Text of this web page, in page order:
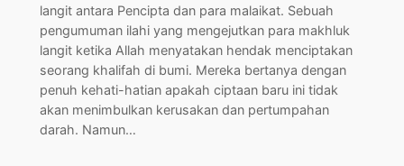
langit antara Pencipta dan para malaikat. Sebuah
pengumuman ilahi yang mengejutkan para makhluk
langit ketika Allah menyatakan hendak menciptakan
seorang khalifah di bumi. Mereka bertanya dengan
penuh kehati-hatian apakah ciptaan baru ini tidak
akan menimbulkan kerusakan dan pertumpahan
darah. Namun…